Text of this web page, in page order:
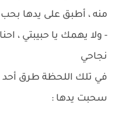
منه ، أطبق على يدها
- ولا يهمك يا حبيبتي ،
نجاحي
في تلك اللحظة طرق أحد
سحبت يدها :